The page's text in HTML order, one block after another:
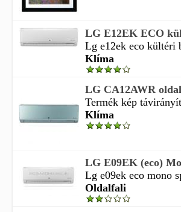
LG E12EK ECO
Lg e12ek eco
Klíma
LG CA12AWR
Termék kép
Klíma
LG E09EK (eco)
Lg e09ek eco mono
Oldalfali